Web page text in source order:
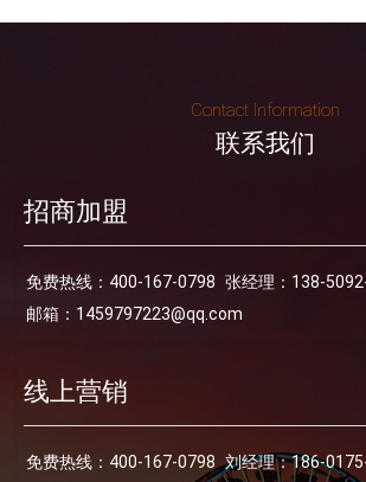
Contact Information
联系我们
招商加盟
免费热线：400-167-0798 张经理：138-
邮箱：1459797223@qq.com
线上营销
免费热线：400-167-0798 刘经理：186-